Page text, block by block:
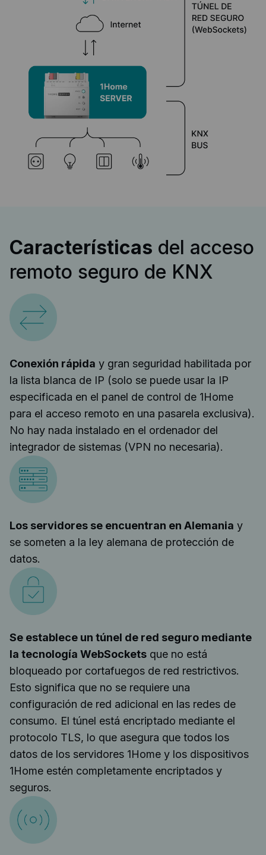
Características del acceso
remoto seguro de KNX
Conexión rápida y gran seguridad habilitada por
la lista blanca de IP (solo se puede usar la IP
especificada en el panel de control de 1Home
para el acceso remoto en una pasarela exclusiva).
No hay nada instalado en el ordenador del
integrador de sistemas (VPN no necesaria).
Los servidores se encuentran en Alemania y
se someten a la ley alemana de protección de
datos.
Se establece un túnel de red seguro mediante
la tecnología WebSockets que no está
bloqueado por cortafuegos de red restrictivos.
Esto significa que no se requiere una
configuración de red adicional en las redes de
consumo. El túnel está encriptado mediante el
protocolo TLS, lo que asegura que todos los
datos de los servidores 1Home y los dispositivos
1Home estén completamente encriptados y
seguros.